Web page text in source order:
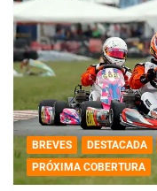
BREVES DESTACADA
PRÓXIMA COBERTURA